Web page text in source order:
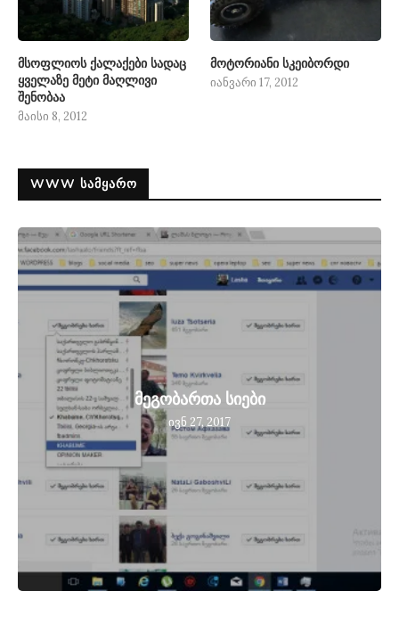
მსოფლიოს ქალაქები სადაც
ყველაზე მეტი მაღლივი
შენობაა
მაისი 8, 2012
მოტორიანი სკეიბორდი
იანვარი 17, 2012
WWW ᲡᲐᲛᲧᲐᲠᲝ
მეგობართა სიები
ივნ 27, 2017